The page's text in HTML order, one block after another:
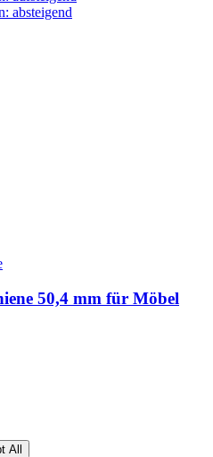
absteigend
50,4 mm für Möbel
All